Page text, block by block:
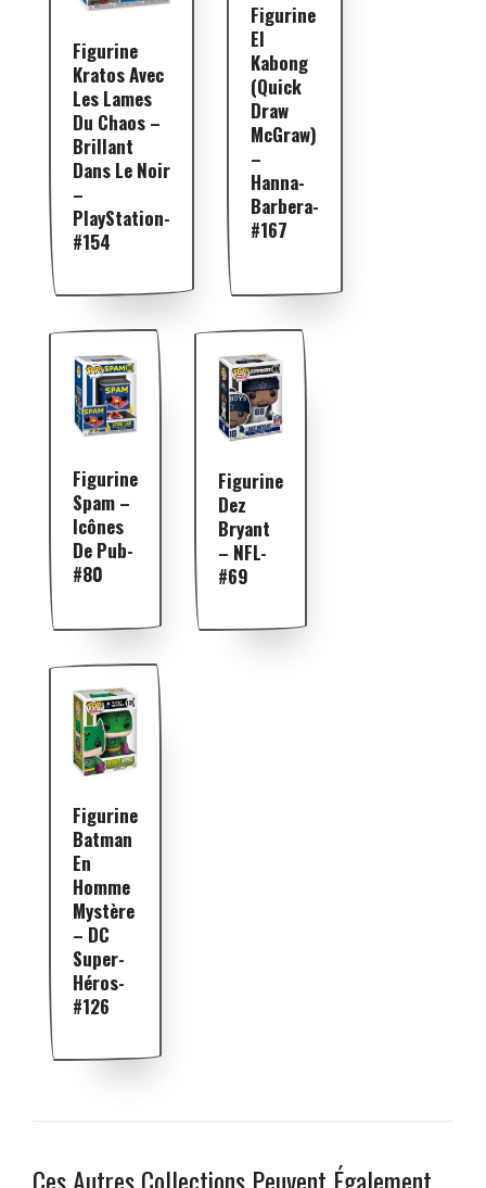
Figurine
Kratos Avec
Les Lames
Du Chaos –
Brillant
Dans Le Noir
–
PlayStation-
#154
Figurine
El
Kabong
(Quick
Draw
McGraw)
–
Hanna-
Barbera-
#167
Figurine
Spam –
Icônes
De Pub-
#80
Figurine
Dez
Bryant
– NFL-
#69
Figurine
Batman
En
Homme
Mystère
– DC
Super-
Héros-
#126
Ces Autres Collections Peuvent Également